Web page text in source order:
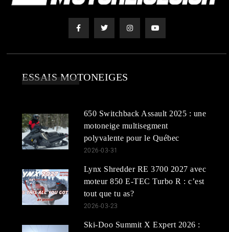
ESSAIS MOTONEIGES
650 Switchback Assault 2025 : une
motoneige multisegment
polyvalente pour le Québec
2026-03-31
Lynx Shredder RE 3700 2027 avec
moteur 850 E-TEC Turbo R : c’est
tout que tu as?
2026-03-23
Ski-Doo Summit X Expert 2026 :